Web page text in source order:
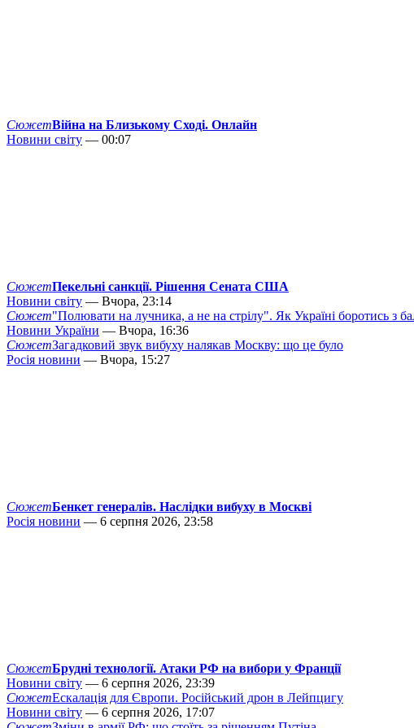
СюжетВійна на Близькому Сході. Онлайн
Новини світу — 00:07
СюжетПекельні санкції. Рішення Сената США
Новини світу — Вчора, 23:14
Сюжет"Полювати на лучника, а не на стрілу". Як Україні боротись з
Новини України — Вчора, 16:36
СюжетЗагадковий звук вибуху налякав Москву: що це було
Росія новини — Вчора, 15:27
СюжетБенкет генералів. Наслідки вибуху в Москві
Росія новини — 6 серпня 2026, 23:58
СюжетБрудні технології. Атаки РФ на вибори у Франції
Новини світу — 6 серпня 2026, 23:39
СюжетЕскалація для Європи. Російський дрон в Лейпцигу
Новини світу — 6 серпня 2026, 17:07